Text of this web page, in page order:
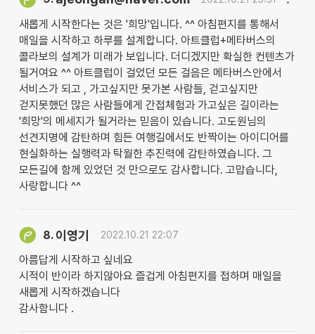
새롭게 시작한다는 것은 '희망'입니다. ^^ 아침편지를 통해서
매일을 시작하고 하루를 설계합니다. 아트클럽+메타버스의
콜라보의 설계가 미래가 보입니다. 더디겠지만 확실한 컨텐츠가
될거여요 ^^ 아트클럽이 걸었던 모든 걸음은 메타버스안에서
서비스가 되고 , 가고싶지만 못가본 사람들, 걷고싶지만
걷지못했던 많은 사람들에게 간접체험과 가고싶은 길이라는
'희망'의 메세지가 될거라는 믿음이 있습니다. 고도원님의
선견지명에 감탄하며 힘든 여행길에서도 반짝이는 아이디어를
현실화하는 실행력과 탁월한 추진력에 감탄하였습니다. 그
모든길에 함께 있었던 것 만으로도 감사합니다. 고맙습니다,
사랑합니다 ^^
8. 이영기 2022.10.21 22:07
아름답게 시작하고 싶네요
시적이 반이라 하지않아요 즐겁게 아침편지를 접하며 매일을
새롭게 시작하겠습니다
감사함니다 .